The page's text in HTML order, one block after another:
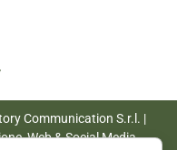
Communication S.r.l. |
Web & Social Media